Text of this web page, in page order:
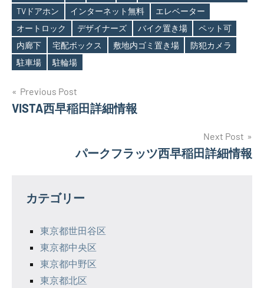
Tags
TVドアホン
インターネット無料
エレベーター
オートロック
デザイナーズ バイク置き場
ペット可
内廊下
宅配ボックス 敷地内ゴミ置き場
防犯カメラ
駐車場
駐輪場
投
稿
ー
Previous Post
VISTA西早稲田詳細情報
Next Post
パークフラッツ西早稲田詳細情報
カテゴリー
東京都世田谷区
東京都中央区
東京都中野区
東京都北区